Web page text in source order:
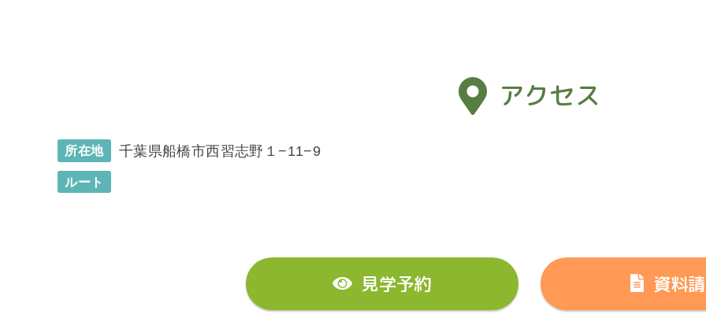
アクセス
所在地 千葉県船橋市西習志野１−11−9
ルート
見学予約 資料